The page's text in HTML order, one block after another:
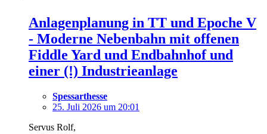
Anlagenplanung in TT und Epoche V
- Moderne Nebenbahn mit offenen
Fiddle Yard und Endbahnhof und
einer (!) Industrieanlage
Spessarthesse
25. Juli 2026 um 20:01
Servus Rolf,